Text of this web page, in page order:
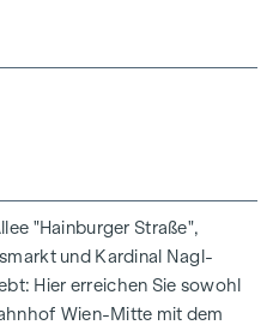
duftend erwartet
folgenden Räumlichkeiten:
27,4 qm) mit voll
und Blick in den grünen
Innenhof orientierte
und
"Hainburger Straße",
und Kardinal Nagl-
Hier erreichen Sie sowohl
Wien-Mitte mit dem